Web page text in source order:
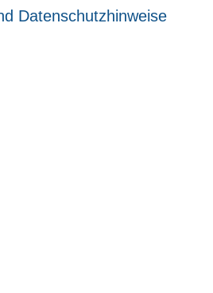
Datenschutzhinweise